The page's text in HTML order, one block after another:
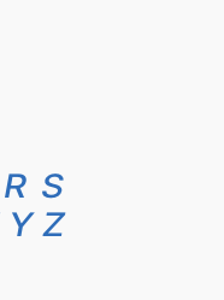
R S
Y Z